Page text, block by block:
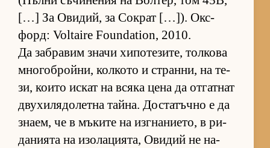
[…] За Ови­дий, за Сок­рат […]). Ок­с­
форд: Voltaire Foundation, 2010.
Да заб­ра­вим значи хи­по­те­зи­те, тол­кова
мно­гоб­рой­ни, кол­кото и стран­ни, на те­
зи, ко­ито ис­кат на всяка цена да от­гат­нат
дву­хи­ля­до­летна тай­на. Дос­та­тъчно е да
зна­ем, че в мъ­ките на из­г­на­ни­е­то, в ри­
да­ни­ята на изо­ла­ци­я­та, Ови­дий не на­